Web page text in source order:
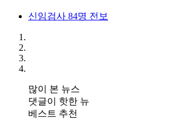
신임검사 84명 전보
많이 본 뉴스
댓글이 핫한 뉴
베스트 추천